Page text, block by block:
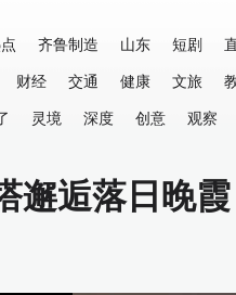
齐鲁制造 山东 短剧
财经 交通 健康 文旅
灵境 深度 创意 观察
邂逅落日晚霞